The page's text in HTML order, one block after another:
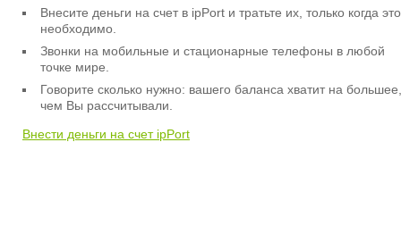
Внесите деньги на счет в ipPort и тратьте их, только когда это
необходимо.
Звонки на мобильные и стационарные телефоны в любой
точке мире.
Говорите сколько нужно: вашего баланса хватит на большее,
чем Вы рассчитывали.
Внести деньги на счет ipPort